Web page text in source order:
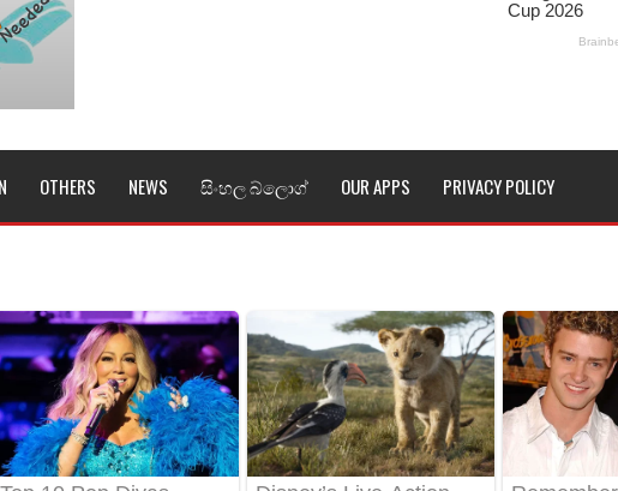
අංකෙළිය ගීතයේ පද පෙළ
- ඩියර් ගෝඩ් ගීතයේ පද පෙළ
Lyrics - මනමාල කතා ගීතයේ පද පෙළ
Song Lyrics - නිවුනා නුඹ හින්දා ගීතයේ පද පෙළ
Lyrics - නුඹ දුන් ආදරේ ගීතයේ පද පෙළ
Song Lyrics - ලියමුද දැන් අනාගතේ ගීතයේ පද පෙළ
ගීතයේ පද පෙළ
OTHERS NEWS සිංහල බ්ලොග් OUR APPS PRIVACY POLICY